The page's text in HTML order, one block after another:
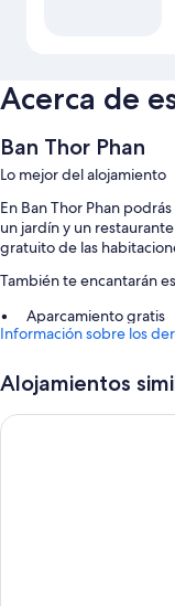
Acerca de
Ban Thor Phan
Lo mejor del alojamiento
En Ban Thor Phan
un jardín y un
gratuito de las
También te encantarán
Aparcamiento gratis
Un servicio de
Información sobre los
Alojamientos
Samprasob Resort